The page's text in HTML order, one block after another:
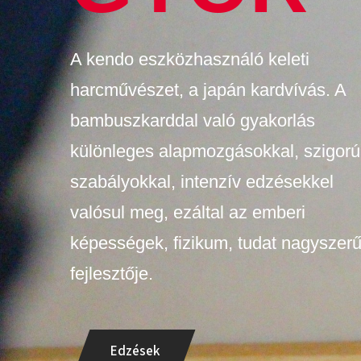
A kendo eszközhasználó keleti
harcművészet, a japán kardvívás. A
bambuszkarddal való gyakorlás
különleges alapmozgásokkal, szigorú
szabályokkal, intenzív edzésekkel
valósul meg, ezáltal az emberi
képességek, fizikum, tudat nagyszerű
fejlesztője.
Edzések